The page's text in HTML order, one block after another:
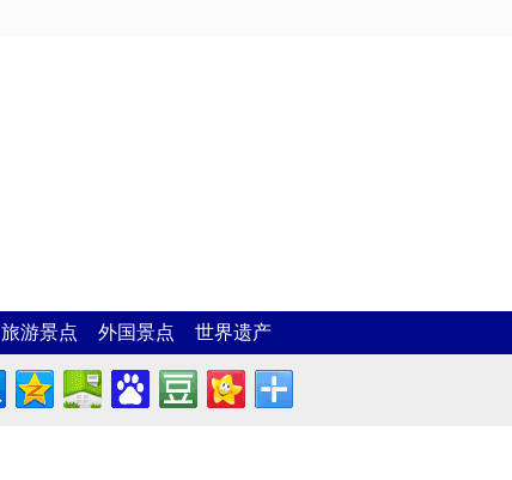
旅游景点 外国景点 世界遗产